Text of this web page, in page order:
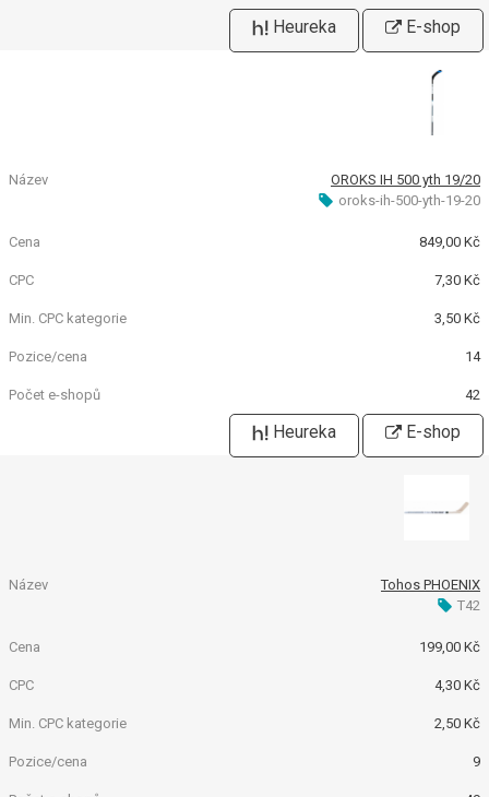
Heureka E-shop
OROKS IH 500 yth 19/20
oroks-ih-500-yth-19-20
849,00 Kč
7,30 Kč
3,50 Kč
14
42
Heureka E-shop
Tohos PHOENIX
T42
199,00 Kč
4,30 Kč
2,50 Kč
9